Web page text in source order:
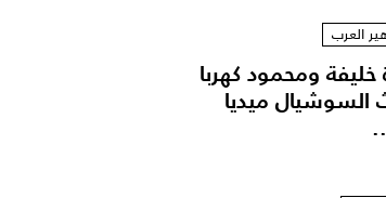
العرب
خليفة ومحمود كهربا
السوشيال ميديا